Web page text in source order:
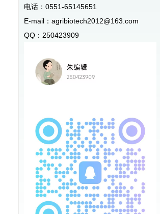
电话： 0551-65145651
E-mail： agribiotech2012@163.com
QQ： 250423909